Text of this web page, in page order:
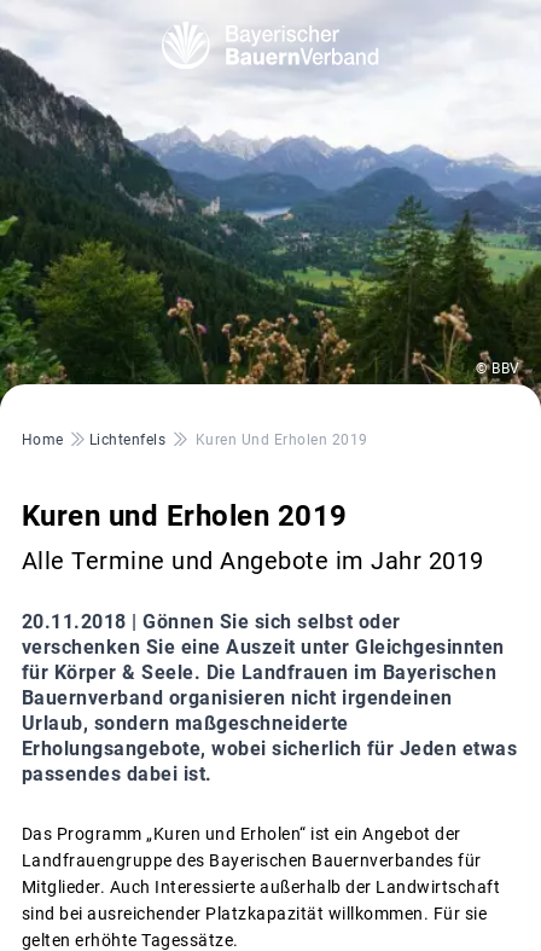
© BBV
Pfadnavigation
Home Lichtenfels Kuren Und Erholen 2019
Kuren und Erholen 2019
Alle Termine und Angebote im Jahr 2019
20.11.2018 | Gönnen Sie sich selbst oder
verschenken Sie eine Auszeit unter Gleichgesinnten
für Körper & Seele. Die Landfrauen im Bayerischen
Bauernverband organisieren nicht irgendeinen
Urlaub, sondern maßgeschneiderte
Erholungsangebote, wobei sicherlich für Jeden etwas
passendes dabei ist.
Das Programm „Kuren und Erholen“ ist ein Angebot der
Landfrauengruppe des Bayerischen Bauernverbandes für
Mitglieder. Auch Interessierte außerhalb der Landwirtschaft
sind bei ausreichender Platzkapazität willkommen. Für sie
gelten erhöhte Tagessätze.